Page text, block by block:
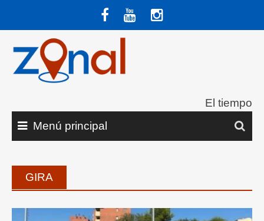
contenido
El tiempo
Menú principal
GIRA